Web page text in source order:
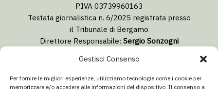
Gestisci Consenso
Per fornire le migliori esperienze, utilizziamo tecnologie come i cookie per
memorizzare e/o accedere alle informazioni del dispositivo. Il consenso a
P.IVA 03739960163
Testata giornalistica n. 6/2025 registrata presso
il Tribunale di Bergamo
Direttore Responsabile: Sergio Sonzogni
redazione@isolabergamascanews.it